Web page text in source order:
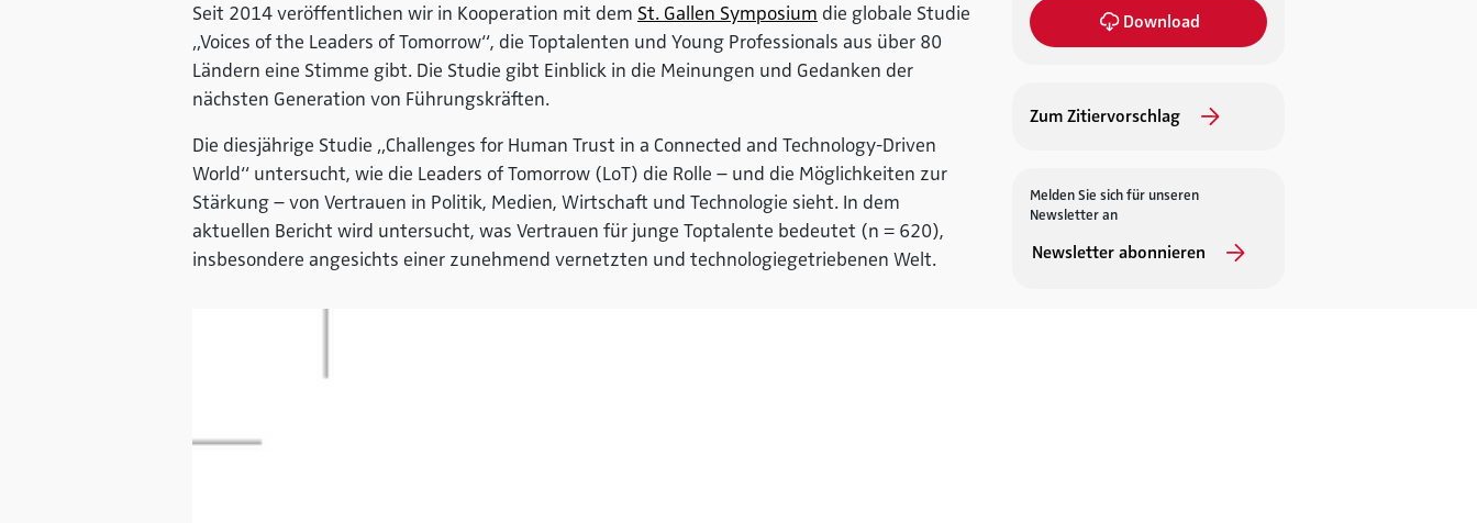
Download
Zum Zitiervorschlag
Melden Sie sich für unseren
Newsletter an
Newsletter abonnieren
Seit 2014 veröffentlichen wir in Kooperation mit dem St. Gallen Symposium die globale Studie
„Voices of the Leaders of Tomorrow“, die Toptalenten und Young Professionals aus über 80
Ländern eine Stimme gibt. Die Studie gibt Einblick in die Meinungen und Gedanken der
nächsten Generation von Führungskräften.
Die diesjährige Studie „Challenges for Human Trust in a Connected and Technology-Driven
World“ untersucht, wie die Leaders of Tomorrow (LoT) die Rolle – und die Möglichkeiten zur
Stärkung – von Vertrauen in Politik, Medien, Wirtschaft und Technologie sieht. In dem
aktuellen Bericht wird untersucht, was Vertrauen für junge Toptalente bedeutet (n = 620),
insbesondere angesichts einer zunehmend vernetzten und technologiegetriebenen Welt.